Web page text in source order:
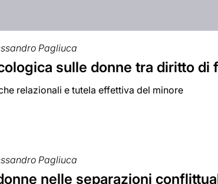
Pagliuca
sulle donne tra diritto di
relazionali e tutela effettiva del minore
Pagliuca
nelle separazioni